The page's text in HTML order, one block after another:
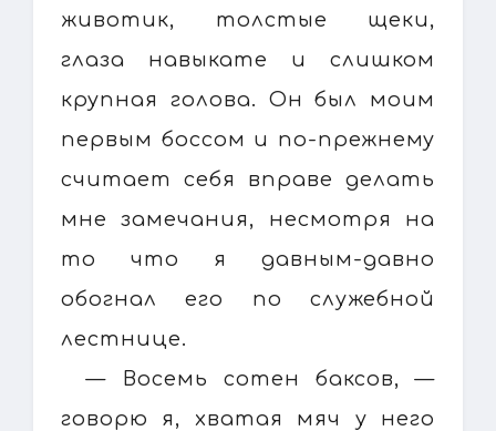
животик, толстые щеки,
глаза навыкате и слишком
крупная голова. Он был моим
первым боссом и по-прежнему
считает себя вправе делать
мне замечания, несмотря на
то что я давным-давно
обогнал его по служебной
лестнице.
— Восемь сотен баксов, —
говорю я, хватая мяч у него